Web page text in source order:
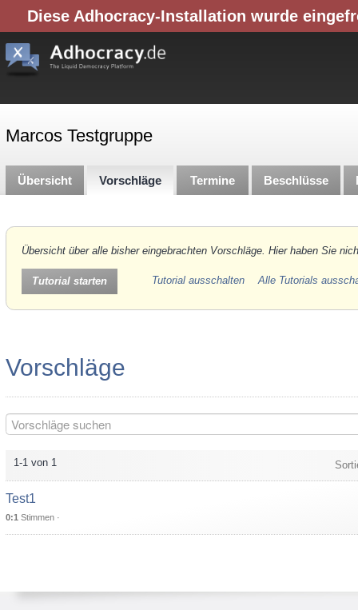
Diese Adhocracy-Installation wurde
Marcos Testgruppe
Übersicht Vorschläge Termine Beschlüsse
Übersicht über alle bisher eingebrachten Vorschläge. Hier haben Sie
Tutorial starten Tutorial ausschalten Alle Tutorials
Vorschläge
1-1 von 1
Test1
0:1 Stimmen ·